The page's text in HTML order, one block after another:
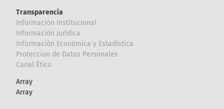
Transparencia
Información Institucional
Información Jurídica
Información Económica y Estadística
Proteccion de Datos Personales
Canal Ético
Array
Array